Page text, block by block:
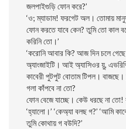
জলপাইগুড়ি ফোন করে?’
‘ও; ম্যাডাম! ফরগেট অল। তােমায়
ফোন করতে যাবে কেন? তুমি তাে কাল
করিনি তাে।’
‘করােনি আবার কি? আজ দিন চলে
অ্যাংজাইটি। আই অ্যাসিওর য়ু,
কাবেরী পুটপুট বােতাম টিপল।
গলা কাঁপবে না তাে?
ফোন বেজে যাচ্ছে। কেউ ধরছে না
‘হ্যালাে।’ ‘কেঅ্যা বলছ গ?’ ‘আমি
তুমি কোথায় গ বউদি?’